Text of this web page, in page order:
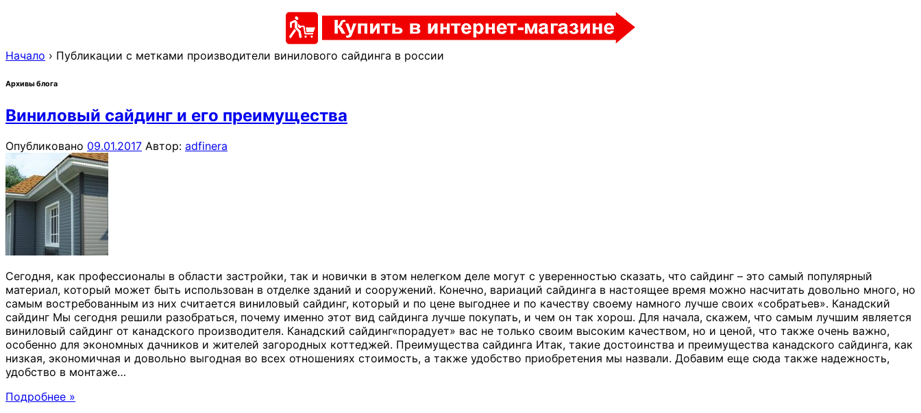
Начало › Публикации с метками производители винилового сайдинга в россии
Архивы блога
Виниловый сайдинг и его преимущества
Опубликовано 09.01.2017 Автор: adfinera
Сегодня, как профессионалы в области застройки, так и новички в этом нелегком деле могут с уверенностью сказать, что сайдинг – это самый популярный
материал, который может быть использован в отделке зданий и сооружений. Конечно, вариаций сайдинга в настоящее время можно насчитать довольно много, но
самым востребованным из них считается виниловый сайдинг, который и по цене выгоднее и по качеству своему намного лучше своих «собратьев». Канадский
сайдинг Мы сегодня решили разобраться, почему именно этот вид сайдинга лучше покупать, и чем он так хорош. Для начала, скажем, что самым лучшим является
виниловый сайдинг от канадского производителя. Канадский сайдинг«порадует» вас не только своим высоким качеством, но и ценой, что также очень важно,
особенно для экономных дачников и жителей загородных коттеджей. Преимущества сайдинга Итак, такие достоинства и преимущества канадского сайдинга, как
низкая, экономичная и довольно выгодная во всех отношениях стоимость, а также удобство приобретения мы назвали. Добавим еще сюда также надежность,
удобство в монтаже…
Подробнее »